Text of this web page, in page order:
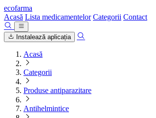
ecofarma
Acasă Lista medicamentelor Categorii Contact
Instalează aplicația
Acasă
Categorii
Produse antiparazitare
Antihelmintice